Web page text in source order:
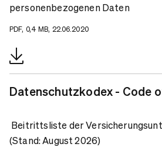
personenbezogenen Daten
PDF, 0,4 MB, 22.06.2020
Datenschutzkodex - Code
Beitrittsliste der
(Stand: August 2026)